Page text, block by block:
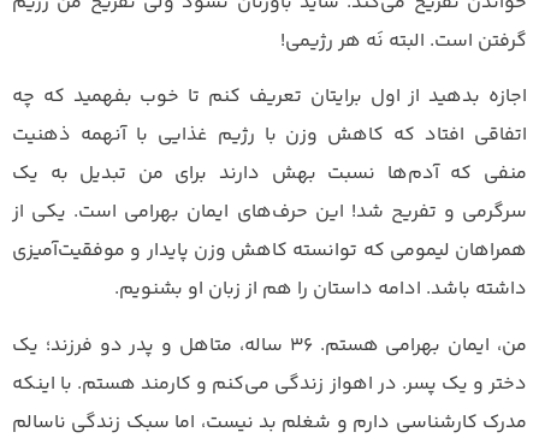
گرفتن است. البته نَه هر رژیمی!
اجازه بدهید از اول برایتان تعریف کنم تا خوب بفهمید که چه
اتفاقی افتاد که کاهش وزن با رژیم غذایی با آنهمه ذهنیت
منفی که آدم‌ها نسبت بهش دارند برای من تبدیل به یک
سرگرمی و تفریح شد! این حرف‌های ایمان بهرامی است. یکی از
همراهان لیمومی که توانسته کاهش وزن پایدار و موفقیت‌آمیزی
داشته باشد. ادامه داستان را هم از زبان او بشنویم.
من، ایمان بهرامی هستم. ۳۶ ساله، متاهل و پدر دو فرزند؛ یک
دختر و یک پسر. در اهواز زندگی می‌کنم و کارمند هستم. با اینکه
مدرک کارشناسی دارم و شغلم بد نیست، اما سبک زندگی ناسالم